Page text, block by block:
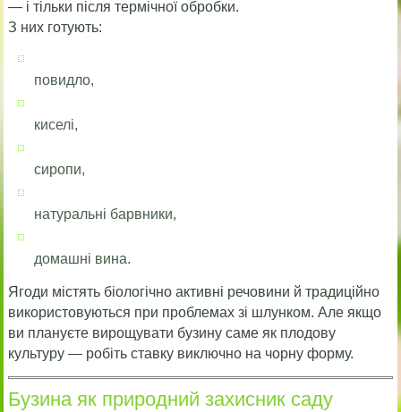
— і тільки після термічної обробки.
З них готують:
повидло,
киселі,
сиропи,
натуральні барвники,
домашні вина.
Ягоди містять біологічно активні речовини й традиційно
використовуються при проблемах зі шлунком. Але якщо
ви плануєте вирощувати бузину саме як плодову
культуру — робіть ставку виключно на чорну форму.
Бузина як природний захисник саду